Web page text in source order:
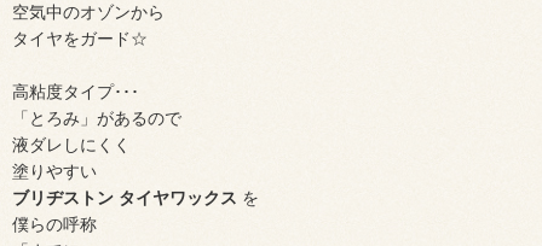
空気中のオゾンから
タイヤをガード☆
高粘度タイプ･･･
「とろみ」があるので
液ダレしにくく
塗りやすい
ブリヂストン タイヤワックス を
僕らの呼称